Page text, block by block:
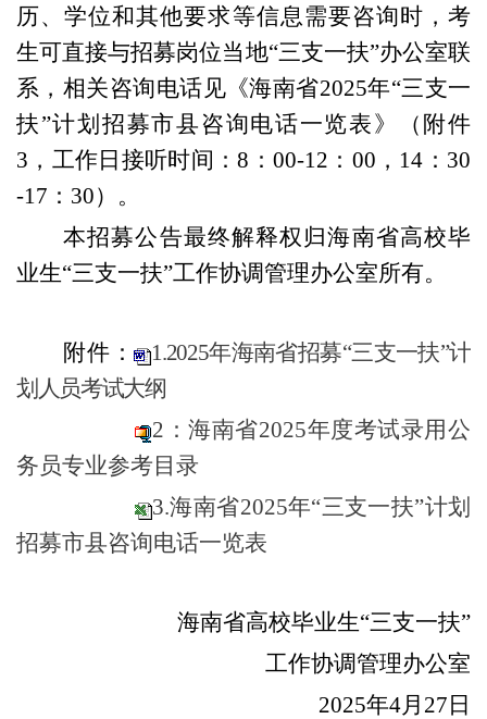
历、学位和其他要求等信息需要咨询时，考
生可直接与招募岗位当地“三支一扶”办公室联
系， 相关咨询电话 见《海南省2025年“三支一
扶”计划招募市县咨询电话一览表》（ 附件
3， 工作日接听时间：8 ：00-12 ： 00，14 ： 30
-17 ： 30） 。
本招募公告最终解释权归海南省高校毕
业生“三支一扶”工作协调管理办公室所有。
附件：
1.2025年海南省招募“三支一扶”计
划人员考试大纲
2：海南省2025年度考试录用公
务员专业参考目录
3.海南省2025年“三支一扶”计划
招募市县咨询电话一览表
海南省高校毕业生“三支一扶”
工作协调管理办公室
2025年4月 27 日